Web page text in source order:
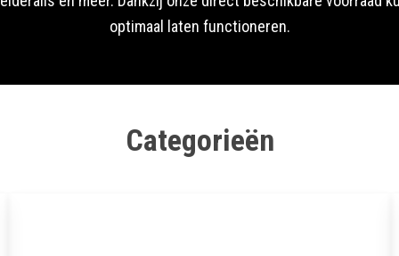
optimaal laten functioneren.
Categorieën